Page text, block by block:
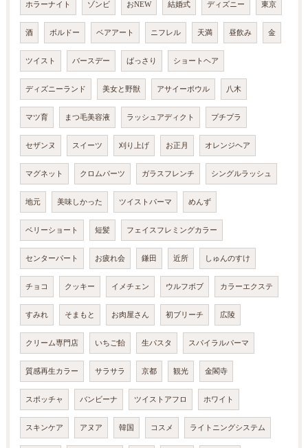
ホラーナイト ゾンビ おNEW 結婚式 ディズニー 東京
酒 ボルドー ベアアート ニフレル 天満 昼飲み 金
ツイスト バースデー ばっさり ショートヘア
ディズニーランド 美女と野獣 アサイーボウル 八木
マツ育 まつ毛美容液 ラッシュアディクト プチプラ
セザンヌ スイーツ 刈り上げ お正月 オレンジヘア
マグネット クロムパーツ ガラスフレンチ シングルラッシュ
地元 美味しかった ツイストパーマ めんず
ベリーショート 短髪 フェイスフレミングカラー
センターパート お疲れ会 鎌田 近所 しゅんのすけ
チョコ クッキー イメチェン ウルフボブ カラーエクステ
すみれ そまもと お肉屋さん 初ブリーチ 広陵
クリーム専門店 いちご飴 生パスタ スパイラルパーマ
質感再生カラー サラサラ 京都 観光 金閣寺
スポッチャ バンビーナ ツイストアフロ ホワイト
スキンケア アヌア 韓国 コスメ ライトニングシステム